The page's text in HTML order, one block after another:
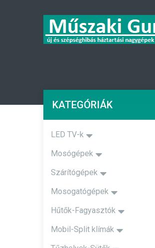
KATEGÓRIÁK
LED TV-k
Mosógépek
Szárítógépek
Mosogatógépek
Hűtők-Fagyasztók
Mobil-Split klímák